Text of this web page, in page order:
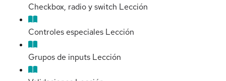
Checkbox, radio y switch Lección
Controles especiales Lección
Grupos de inputs Lección